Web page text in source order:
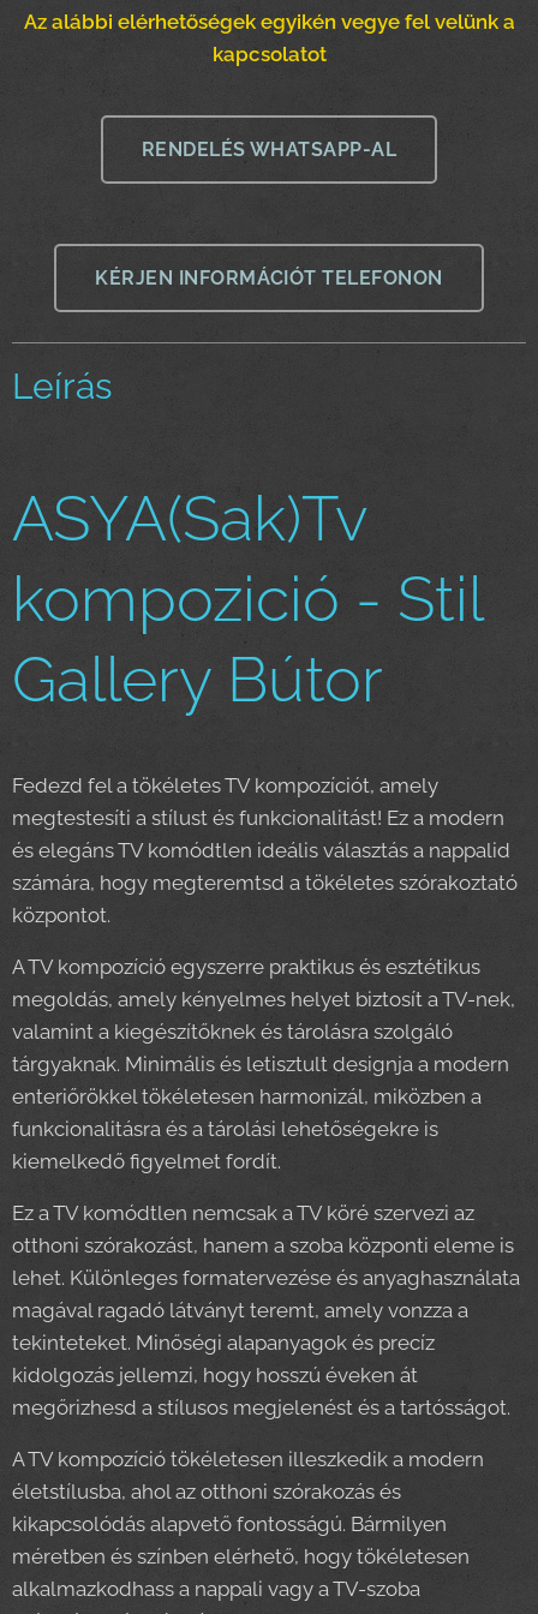
Az alábbi elérhetőségek egyikén vegye fel velünk a
kapcsolatot
RENDELÉS WHATSAPP-AL
KÉRJEN INFORMÁCIÓT TELEFONON
Leírás
ASYA(Sak)Tv
kompozició - Stil
Gallery Bútor
Fedezd fel a tökéletes TV kompozíciót, amely
megtestesíti a stílust és funkcionalitást! Ez a modern
és elegáns TV komódtlen ideális választás a nappalid
számára, hogy megteremtsd a tökéletes szórakoztató
központot.
A TV kompozíció egyszerre praktikus és esztétikus
megoldás, amely kényelmes helyet biztosít a TV-nek,
valamint a kiegészítőknek és tárolásra szolgáló
tárgyaknak. Minimális és letisztult designja a modern
enteriőrökkel tökéletesen harmonizál, miközben a
funkcionalitásra és a tárolási lehetőségekre is
kiemelkedő figyelmet fordít.
Ez a TV komódtlen nemcsak a TV köré szervezi az
otthoni szórakozást, hanem a szoba központi eleme is
lehet. Különleges formatervezése és anyaghasználata
magával ragadó látványt teremt, amely vonzza a
tekinteteket. Minőségi alapanyagok és precíz
kidolgozás jellemzi, hogy hosszú éveken át
megőrizhesd a stílusos megjelenést és a tartósságot.
A TV kompozíció tökéletesen illeszkedik a modern
életstílusba, ahol az otthoni szórakozás és
kikapcsolódás alapvető fontosságú. Bármilyen
méretben és színben elérhető, hogy tökéletesen
alkalmazkodhass a nappali vagy a TV-szoba